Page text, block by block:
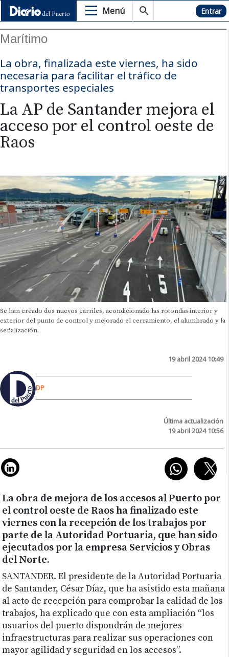
Menú Hemeroteca Entrar
Marítimo
La obra, finalizada este viernes, ha sido
necesaria para facilitar el tráfico de
transportes especiales
La AP de Santander mejora el
acceso por el control oeste de
Raos
Se han creado dos nuevos carriles, acondicionado las rotondas interior y
exterior del punto de control y mejorado el cerramiento, el alumbrado y la
señalización.
19 abril 2024 10:49
DP
Última actualización
19 abril 2024 10:56
La obra de mejora de los accesos al Puerto por
el control oeste de Raos ha finalizado este
viernes con la recepción de los trabajos por
parte de la Autoridad Portuaria, que han sido
ejecutados por la empresa Servicios y Obras
del Norte.
SANTANDER. El presidente de la Autoridad Portuaria
de Santander, César Díaz, que ha asistido esta mañana
al acto de recepción para comprobar la calidad de los
trabajos, ha explicado que con esta ampliación “los
usuarios del puerto dispondrán de mejores
infraestructuras para realizar sus operaciones con
mayor agilidad y seguridad en los accesos”.